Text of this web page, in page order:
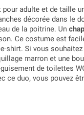
pour adulte et de taille
décorée dans le
de la poitrine. Un
Ce costume est
shirt. Si vous
marron et une
de toilettes
ce duo, vous pouvez